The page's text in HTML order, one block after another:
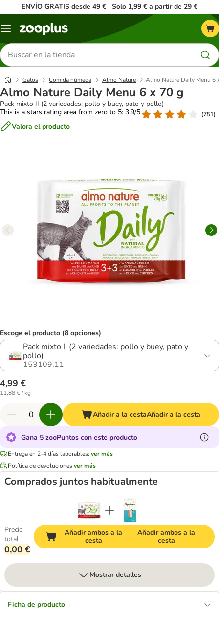
ENVÍO GRATIS desde 49 € | Solo 1,99 € a partir de 29 €
Menú
Buscar
productos
Gatos Comida húmeda Almo Nature Almo Nature Daily Menu 6
Almo Nature Daily Menu 6 x 70 g
Pack mixto II (2 variedades: pollo y buey, pato y pollo)
This is a stars rating area from zero to 5: 3.9/5
(751)
Valora el producto
Escoge el producto (8 opciones)
Pack mixto II (2 variedades: pollo y buey, pato y
pollo)
153109.11
4,99 €
11,88 € / kg
Añadir a la cestaAñadir a la cesta
Gana 5 zooPuntos con este producto
Entrega en 2-4 días laborables: ver más
Política de devolucionesver más
Comprados juntos habitualmente
Precio
total
0,00 €
Añadir ambos a la
cesta
Añadir ambos a la
cesta
Mostrar detalles
Ficha de producto